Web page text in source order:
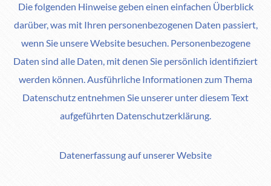
Die folgenden Hinweise geben einen einfachen Überblick
darüber, was mit Ihren personenbezogenen Daten passiert,
wenn Sie unsere Website besuchen. Personenbezogene
Daten sind alle Daten, mit denen Sie persönlich identifiziert
werden können. Ausführliche Informationen zum Thema
Datenschutz entnehmen Sie unserer unter diesem Text
aufgeführten Datenschutzerklärung.
Datenerfassung auf unserer Website